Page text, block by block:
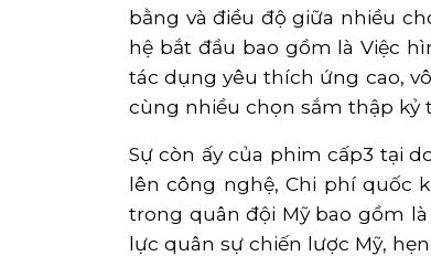
bằng và điều độ giữa nhiều
hệ bắt đầu bao gồm là Việc
tác dụng yêu thích ứng cao,
cùng nhiều chọn sắm thập kỷ
Sự còn ấy của phim cấp3 tại
lên công nghệ, Chi phí quốc
trong quân đội Mỹ bao gồm
lực quân sự chiến lược Mỹ,